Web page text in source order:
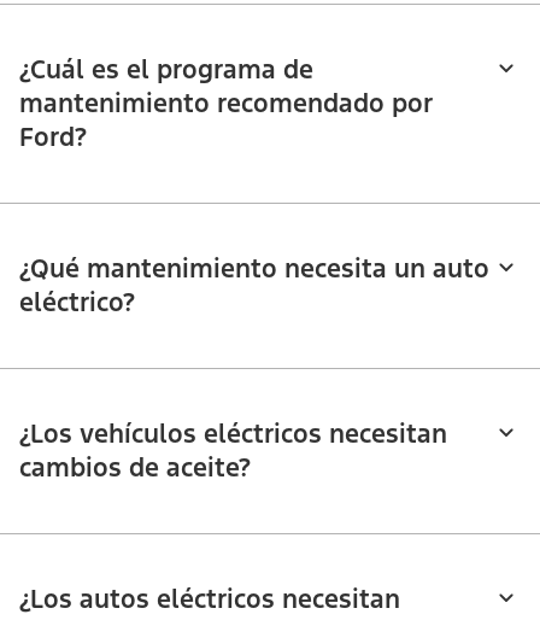
¿Cuál es el programa de
mantenimiento recomendado por
Ford?​​​​​​​
¿Qué mantenimiento necesita un auto
eléctrico?​​​​​​​
¿Los vehículos eléctricos necesitan
cambios de aceite?​​​​​​​
¿Los autos eléctricos necesitan